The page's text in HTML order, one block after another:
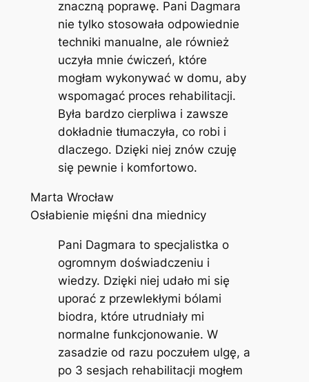
znaczną poprawę. Pani Dagmara
nie tylko stosowała odpowiednie
techniki manualne, ale również
uczyła mnie ćwiczeń, które
mogłam wykonywać w domu, aby
wspomagać proces rehabilitacji.
Była bardzo cierpliwa i zawsze
dokładnie tłumaczyła, co robi i
dlaczego. Dzięki niej znów czuję
się pewnie i komfortowo.
Marta Wrocław
Osłabienie mięśni dna miednicy
Pani Dagmara to specjalistka o
ogromnym doświadczeniu i
wiedzy. Dzięki niej udało mi się
uporać z przewlekłymi bólami
biodra, które utrudniały mi
normalne funkcjonowanie. W
zasadzie od razu poczułem ulgę, a
po 3 sesjach rehabilitacji mogłem